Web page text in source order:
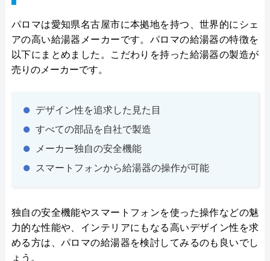
パロマは愛知県名古屋市に本拠地を持つ、世界的にシェ
アの高い給湯器メーカーです。パロマの給湯器の特徴を
以下にまとめました。こだわりを持った給湯器の製造が
売りのメーカーです。
デザイン性を追求した見た目
すべての部品を自社で製造
メーカー独自の安全機能
スマートフォンから給湯器の操作が可能
独自の安全機能やスマートフォンを使った操作などの魅
力的な性能や、インテリアにもなる高いデザイン性を求
める方は、パロマの給湯器を検討してみるのも良いでし
ょう。